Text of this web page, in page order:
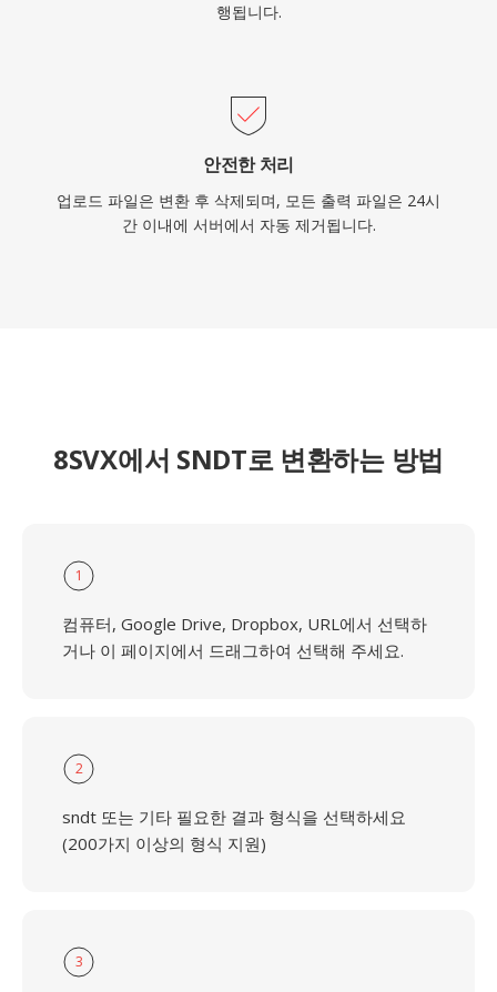
행됩니다.
안전한 처리
업로드 파일은 변환 후 삭제되며, 모든 출력 파일은 24시
간 이내에 서버에서 자동 제거됩니다.
8SVX에서 SNDT로 변환하는 방법
1
컴퓨터, Google Drive, Dropbox, URL에서 선택하
거나 이 페이지에서 드래그하여 선택해 주세요.
2
sndt 또는 기타 필요한 결과 형식을 선택하세요
(200가지 이상의 형식 지원)
3